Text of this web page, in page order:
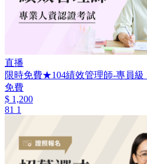
直播
限時免費★104績效管理師-專員級
免費
$ 1,200
81 1